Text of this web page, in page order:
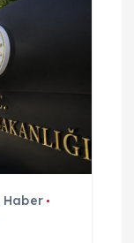
Haber